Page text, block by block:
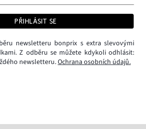
PŘIHLÁSIT SE
newsletteru bonprix s extra slevovými
Z odběru se můžete kdykoli odhlásit:
newsletteru.Ochrana osobních údajů.